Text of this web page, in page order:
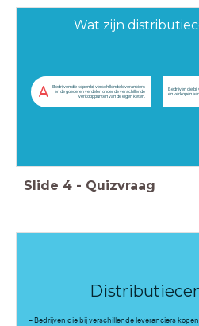
Wat zijn
A Bedrijven die kopen bij verschillende leveranciers
en de goederen verdelen onder de verschillende
verkooppunten van de eigen keten.
Bedrijven die
en verkopen
Slide 4 - Quizvraag
= Bedrijven die bij verschillende leveranciers